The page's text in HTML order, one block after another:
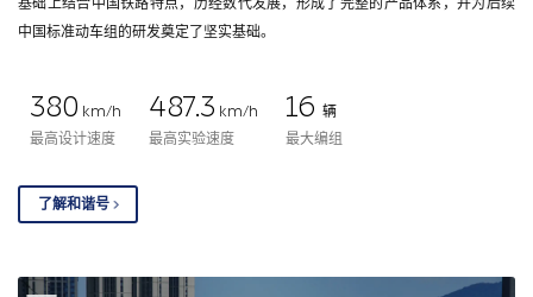
中国标准动车组的研发奠定了坚实基础。
380 km/h
最高设计速度
487.3 km/h
最高实验速度
16 辆
最大编组
了解和谐号